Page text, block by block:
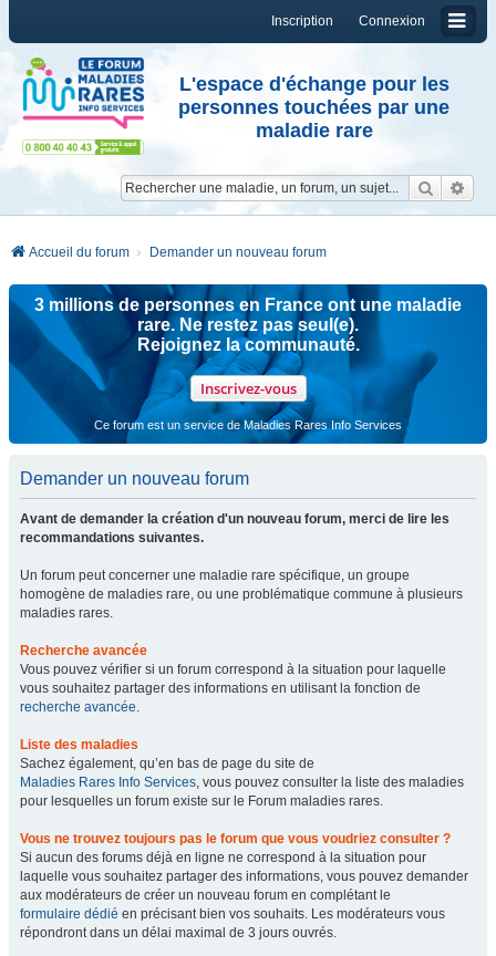
Connexion
Inscription
L'espace d'échange pour les
personnes touchées par une
maladie rare
Accueil du forum Demander un nouveau forum
3 millions de personnes en France ont une maladie
rare. Ne restez pas seul(e).
Rejoignez la communauté.
Inscrivez-vous
Ce forum est un service de Maladies Rares Info Services
Demander un nouveau forum
Avant de demander la création d'un nouveau forum, merci de lire les
recommandations suivantes.
Un forum peut concerner une maladie rare spécifique, un groupe
homogène de maladies rare, ou une problématique commune à plusieurs
maladies rares.
Recherche avancée
Vous pouvez vérifier si un forum correspond à la situation pour laquelle
vous souhaitez partager des informations en utilisant la fonction de
recherche avancée.
Liste des maladies
Sachez également, qu’en bas de page du site de
Maladies Rares Info Services, vous pouvez consulter la liste des maladies
pour lesquelles un forum existe sur le Forum maladies rares.
Vous ne trouvez toujours pas le forum que vous voudriez consulter ?
Si aucun des forums déjà en ligne ne correspond à la situation pour
laquelle vous souhaitez partager des informations, vous pouvez demander
aux modérateurs de créer un nouveau forum en complétant le
formulaire dédié en précisant bien vos souhaits. Les modérateurs vous
répondront dans un délai maximal de 3 jours ouvrés.